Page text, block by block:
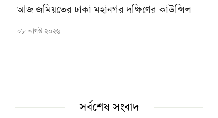
আজ জমিয়তের ঢাকা মহানগর দক্ষিণের কাউন্সিল
০৮ আগস্ট ২০২৬
সর্বশেষ সংবাদ